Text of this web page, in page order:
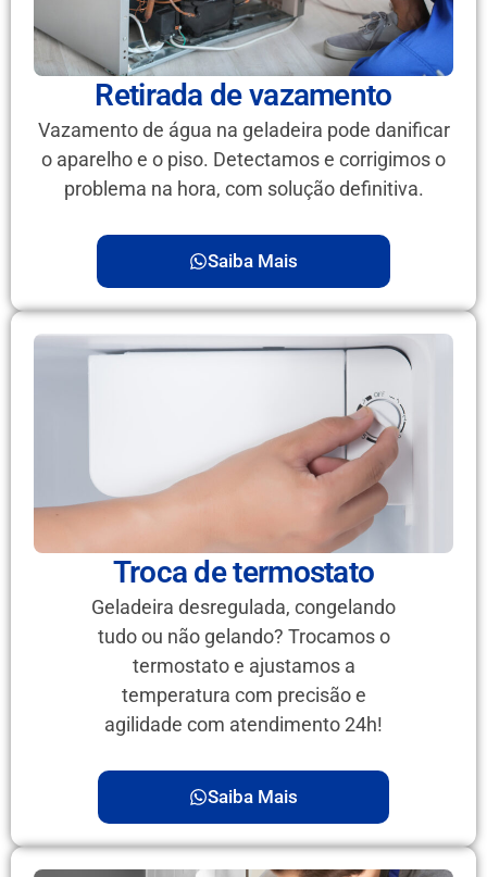
Retirada de vazamento
Vazamento de água na geladeira pode danificar
o aparelho e o piso. Detectamos e corrigimos o
problema na hora, com solução definitiva.
Saiba Mais
Troca de termostato
Geladeira desregulada, congelando
tudo ou não gelando? Trocamos o
termostato e ajustamos a
temperatura com precisão e
agilidade com atendimento 24h!
Saiba Mais